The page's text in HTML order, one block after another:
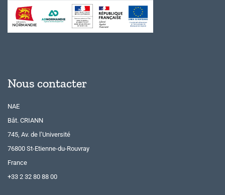
Nous contacter
NAE
Bât. CRIANN
745, Av. de l’Université
76800 St-Etienne-du-Rouvray
France
+33 2 32 80 88 00